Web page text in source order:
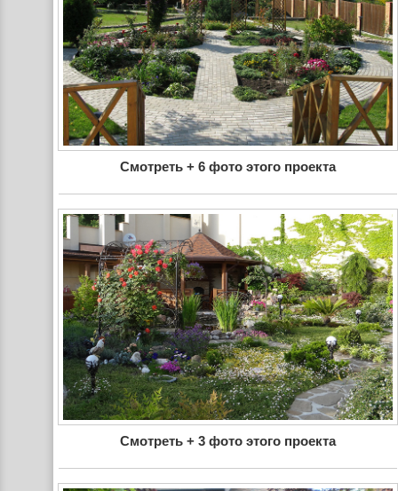
Смотреть + 6 фото этого проекта
Смотреть + 3 фото этого проекта